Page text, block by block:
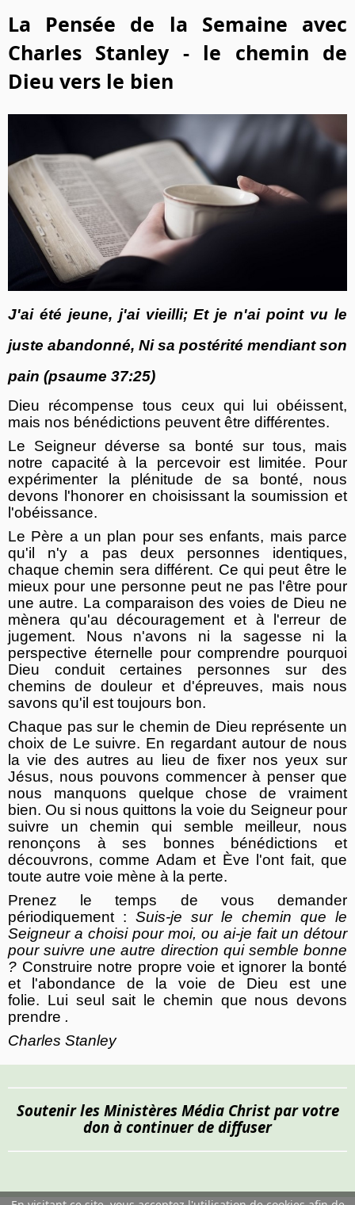
La Pensée de la Semaine avec
Charles Stanley - le chemin de
Dieu vers le bien
J'ai été jeune, j'ai vieilli; Et je n'ai point vu le
juste abandonné, Ni sa postérité mendiant son
pain (psaume 37:25)
Dieu récompense tous ceux qui lui obéissent,
mais nos bénédictions peuvent être différentes.
Le Seigneur déverse sa bonté sur tous, mais
notre capacité à la percevoir est limitée. Pour
expérimenter la plénitude de sa bonté, nous
devons l'honorer en choisissant la soumission et
l'obéissance.
Le Père a un plan pour ses enfants, mais parce
qu'il n'y a pas deux personnes identiques,
chaque chemin sera différent. Ce qui peut être le
mieux pour une personne peut ne pas l'être pour
une autre. La comparaison des voies de Dieu ne
mènera qu'au découragement et à l'erreur de
jugement. Nous n'avons ni la sagesse ni la
perspective éternelle pour comprendre pourquoi
Dieu conduit certaines personnes sur des
chemins de douleur et d'épreuves, mais nous
savons qu'il est toujours bon.
Chaque pas sur le chemin de Dieu représente un
choix de Le suivre. En regardant autour de nous
la vie des autres au lieu de fixer nos yeux sur
Jésus, nous pouvons commencer à penser que
nous manquons quelque chose de vraiment
bien. Ou si nous quittons la voie du Seigneur pour
suivre un chemin qui semble meilleur, nous
renonçons à ses bonnes bénédictions et
découvrons, comme Adam et Ève l'ont fait, que
toute autre voie mène à la perte.
Prenez le temps de vous demander
périodiquement : Suis-je sur le chemin que le
Seigneur a choisi pour moi, ou ai-je fait un détour
pour suivre une autre direction qui semble bonne
? Construire notre propre voie et ignorer la bonté
et l'abondance de la voie de Dieu est une
folie. Lui seul sait le chemin que nous devons
prendre .
Charles Stanley
Soutenir les Ministères Média Christ par votre
don à continuer de diffuser